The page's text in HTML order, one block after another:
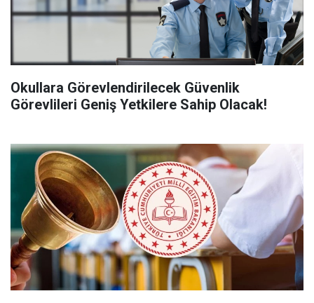
Okullara Görevlendirilecek Güvenlik
Görevlileri Geniş Yetkilere Sahip Olacak!